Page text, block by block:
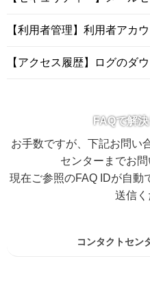
【利用者管理】利用者アカ
【アクセス履歴】ログのダ
FAQで解
お手数ですが、下記お問い
センターまでお問
現在ご参照のFAQ IDが自動
送信く
コンタクトセン